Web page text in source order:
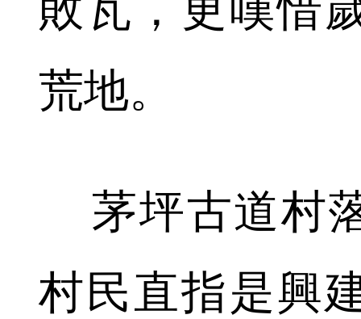
荒地。
茅坪古道村
村民直指是興